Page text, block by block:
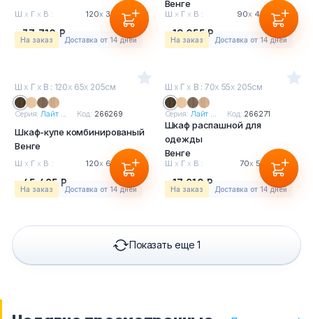
Ш х Г х В : 120х39 205см
37 710 Р
На заказ Доставка от 14 дней
Венге
Ш х Г х В : 90х 40 205см
19 055 Р
На заказ Доставка от 14 дней
Ш х Г х В : 120х 65х 205см
Серия:Лайт ... Код: 266269
Шкаф-купе комбинированый
Венге
Ш х Г х В : 120х65 205см
45 485 Р
На заказ Доставка от 14 дней
Ш х Г х В : 70х 55х 205см
Серия: Лайт ... Код: 266271
Шкаф распашной для
одежды
Венге
Ш х Г х В : 70х 55 205см
17 810 Р
На заказ Доставка от 14 дней
Показать еще 1